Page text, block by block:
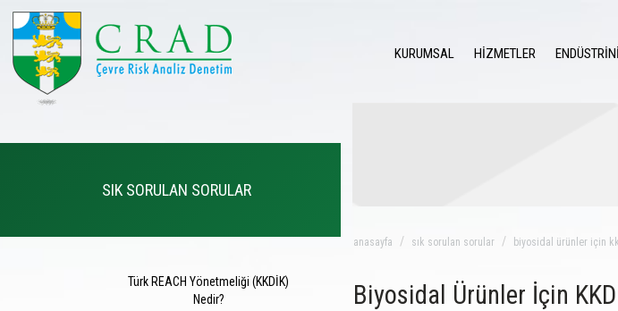
KURUMSAL HİZMETLER
SIK SORULAN SORULAR
Türk REACH Yönetmeliği (KKDİK)
Nedir?
anasayfa sık sorulan sorular biyosidal ürünler için
Biyosidal Ürünler İçin